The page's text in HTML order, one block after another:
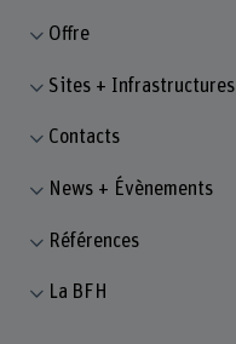
Offre
Sites + Infrastructures
Contacts
News + Évènements
Références
La BFH